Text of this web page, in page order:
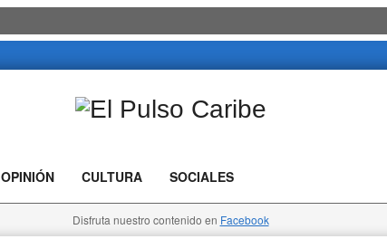
Caribe
OPINIÓN CULTURA SOCIALES
Disfruta nuestro contenido en Facebook